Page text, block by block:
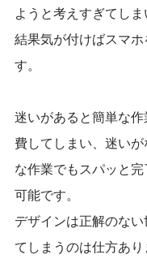
ようと考えすぎてし
結果気が付けばスマホ
す。
迷いがあると簡単な
費してしまい、迷い
な作業でもスパッと
可能です。
デザインは正解のな
てしまうのは仕方あ